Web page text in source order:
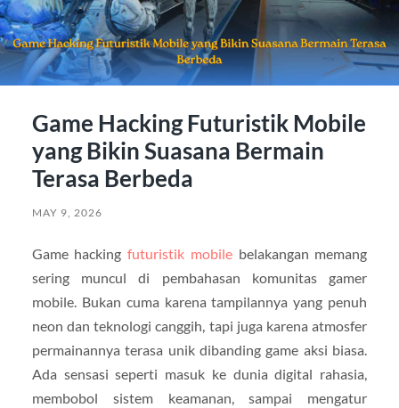
Game Hacking Futuristik Mobile
yang Bikin Suasana Bermain
Terasa Berbeda
MAY 9, 2026
Game hackingfuturistik mobilebelakangan memang
sering muncul di pembahasan komunitas gamer
mobile. Bukan cuma karena tampilannya yang penuh
neon dan teknologi canggih, tapi juga karena atmosfer
permainannya terasa unik dibanding game aksi biasa.
Ada sensasi seperti masuk ke dunia digital rahasia,
membobol sistem keamanan, sampai mengatur